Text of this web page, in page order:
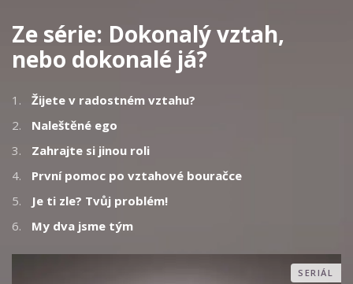
Ze série: Dokonalý vztah,
nebo dokonalé já?
1.
Žijete v radostném vztahu?
2.
Naleštěné ego
3.
Zahrajte si jinou roli
4.
První pomoc po vztahové bouračce
5.
Je ti zle? Tvůj problém!
6.
My dva jsme tým
SERIÁL